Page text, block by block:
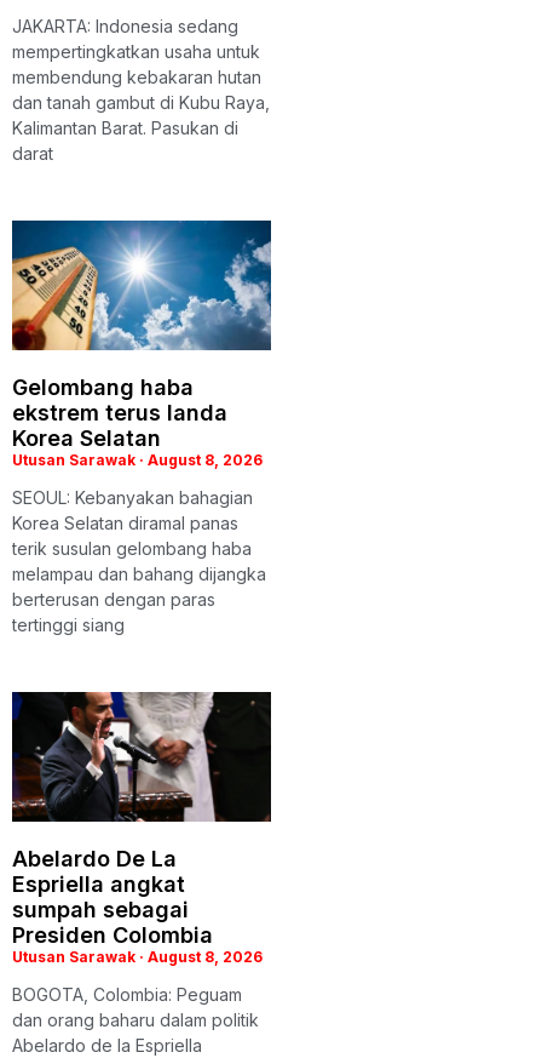
JAKARTA: Indonesia sedang
mempertingkatkan usaha untuk
membendung kebakaran hutan
dan tanah gambut di Kubu Raya,
Kalimantan Barat. Pasukan di
darat
Gelombang haba
ekstrem terus landa
Korea Selatan
Utusan Sarawak August 8, 2026
SEOUL: Kebanyakan bahagian
Korea Selatan diramal panas
terik susulan gelombang haba
melampau dan bahang dijangka
berterusan dengan paras
tertinggi siang
Abelardo De La
Espriella angkat
sumpah sebagai
Presiden Colombia
Utusan Sarawak August 8, 2026
BOGOTA, Colombia: Peguam
dan orang baharu dalam politik
Abelardo de la Espriella